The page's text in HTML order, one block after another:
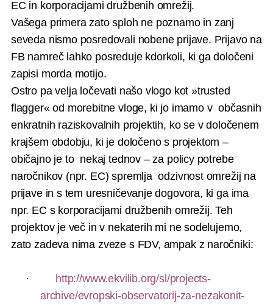
EC in korporacijami družbenih omrežij.
Vašega primera zato sploh ne poznamo in zanj
seveda nismo posredovali nobene prijave. Prijavo na
FB namreč lahko posreduje kdorkoli, ki ga določeni
zapisi morda motijo.
Ostro pa velja ločevati našo vlogo kot »trusted
flagger« od morebitne vloge, ki jo imamo v občasnih
enkratnih raziskovalnih projektih, ko se v določenem
krajšem obdobju, ki je določeno s projektom –
običajno je to nekaj tednov – za policy potrebe
naročnikov (npr. EC) spremlja odzivnost omrežij na
prijave in s tem uresničevanje dogovora, ki ga ima
npr. EC s korporacijami družbenih omrežij. Teh
projektov je več in v nekaterih mi ne sodelujemo,
zato zadeva nima zveze s FDV, ampak z naročniki:
· http://www.ekvilib.org/sl/projects-
archive/evropski-observatorij-za-nezakonit-